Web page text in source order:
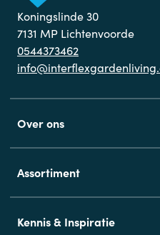
Koningslinde 30
7131 MP Lichtenvoorde
0544373462
Over ons
Assortiment
Kennis & Inspiratie